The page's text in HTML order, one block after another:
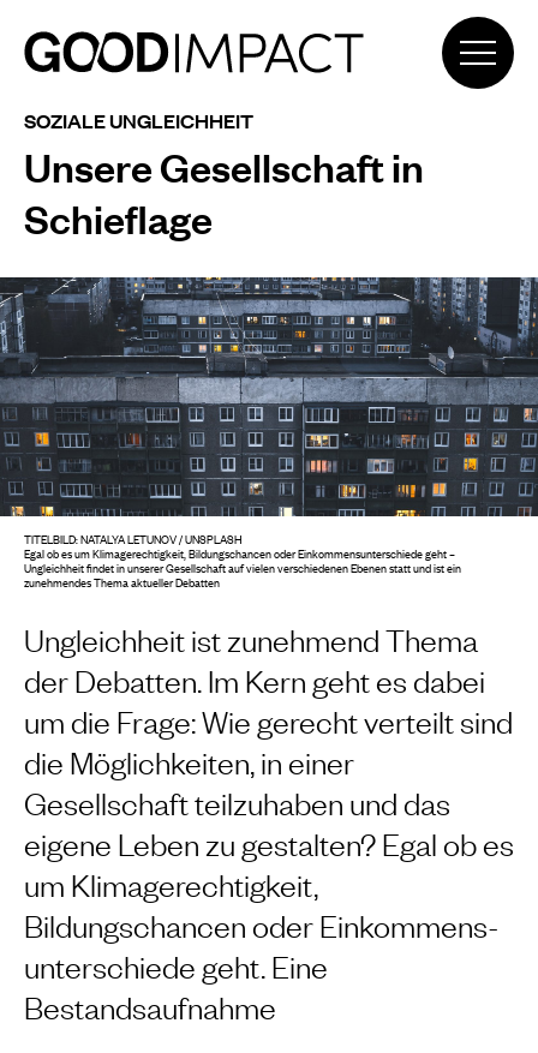
SOZIALE UNGLEICHHEIT
Unsere Gesellschaft in
Schieflage
Ungleichheit ist zunehmend Thema
der Debatten. Im Kern geht es dabei
um die Frage: Wie gerecht verteilt sind
die Möglichkeiten, in einer
Gesellschaft teilzu­haben und das
eigene Leben zu gestalten? Egal ob es
um Klimagerechtigkeit,
Bildungschancen oder Einkommens­
unterschiede geht. Eine
Bestandsaufnahme
TITELBILD: NATALYA LETUNOV / UNSPLASH
Egal ob es um Klimagerechtigkeit, Bildungschancen oder Einkommens­unterschiede geht –
Ungleichheit findet in unserer Gesellschaft auf vielen verschiedenen Ebenen statt und ist ein
zunehmendes Thema aktueller Debatten